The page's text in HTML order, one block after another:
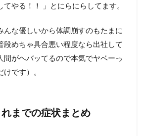
やる！！ 」とにらにらしてます。
んな優しいから体調崩すのもたまに
段めちゃ具合悪い程度なら出社して
間がヘバッてるので本気でヤベーっ
です）。
までの症状まとめ